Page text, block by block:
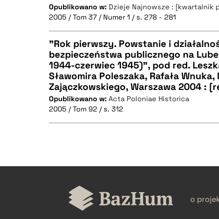
Opublikowano w: Dzieje Najnowsze : [kwartalnik
2005 / Tom 37 / Numer 1 / s. 278 - 281
CZYSTY TEKST
BIBTEX
"Rok pierwszy. Powstanie i
bezpieczeństwa publicznego na
1944-czerwiec 1945)", pod red.
Sławomira Poleszaka, Rafała
Zajączkowskiego, Warszawa 2004 :
Opublikowano w: Acta Poloniae Historica
2005 / Tom 92 / s. 312
o